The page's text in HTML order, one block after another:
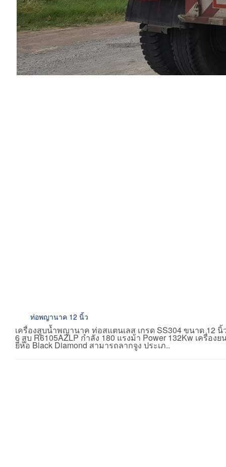
ท่อพญานาค 12 นิ้ว
เครื่องสูบน้ำพญานาค ท่อสแตนเลส เกรด SS304 ขนาด 12
6 สูบ R6105AZLP กำลัง 180 แรงม้า Power 132Kw เครื่อ
ยี่ห้อ Black Diamond สามารถลากจูง ประเภ..